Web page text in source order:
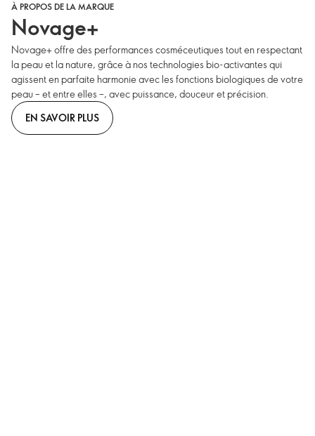
À PROPOS DE LA MARQUE
Novage+
Novage+ offre des performances cosméceutiques tout en respectant
la peau et la nature, grâce à nos technologies bio-activantes qui
agissent en parfaite harmonie avec les fonctions biologiques de votre
peau – et entre elles –, avec puissance, douceur et précision.
EN SAVOIR PLUS